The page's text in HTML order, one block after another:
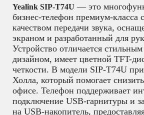
Yealink SIP-T74U — это
бизнес-телефон премиум-класса
качеством передачи звука,
экраном и разработанный для
Устройство отличается
дизайном, имеет цветной TFT-
четкости. В модели SIP-T74U
Холла, который помогает
офисе. Телефон поддерживает
подключение USB-гарнитуры и
на USB-накопитель,